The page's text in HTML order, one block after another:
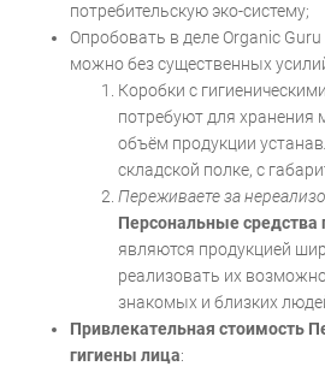
потребительскую эко-систему;
Опробовать в деле Оrganic
можно без существенных
Коробки с
потребуют для
объём продукции
складской полке, с
Переживаете за
Персональные средства
являются продукцией
реализовать их
знакомых и близких
Привлекательная стоимость
гигиены лица: